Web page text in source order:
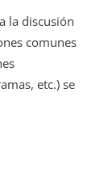
la discusión
comunes
etc.) se